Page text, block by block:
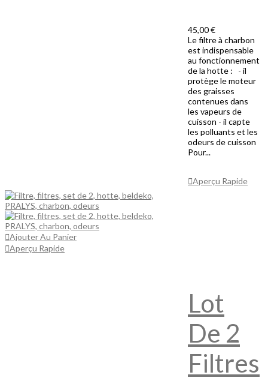
45,00 €
Le filtre à charbon
est indispensable
au fonctionnement
de la hotte : - il
protège le moteur
des graisses
contenues dans
les vapeurs de
cuisson - il capte
les polluants et les
odeurs de cuisson
Pour...
Aperçu Rapide
Ajouter Au Panier
Aperçu Rapide
Lot
De 2
Filtres